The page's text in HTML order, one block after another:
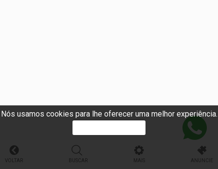
Nós usamos cookies para lhe oferecer uma melhor experiência.
VOLTAR BUSCAR MAIS ANUNCIE